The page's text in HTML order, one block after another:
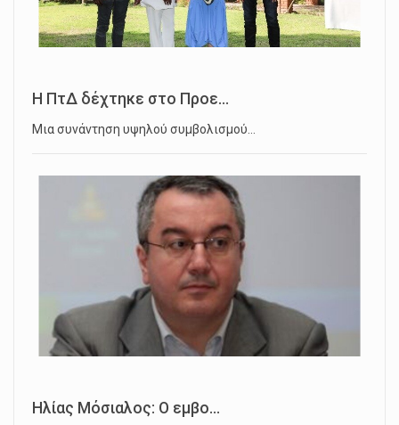
Η ΠτΔ δέχτηκε στο Προε...
Μια συνάντηση υψηλού συμβολισμού…
Ηλίας Μόσιαλος: Ο εμβο...